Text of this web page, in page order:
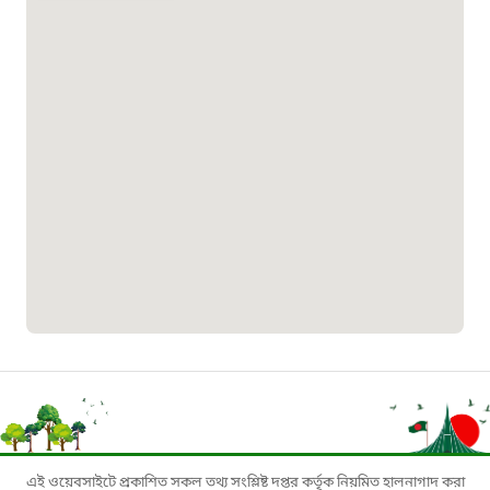
১৬৪৪৫
১৬৫৭৫
ই-জিপি ইমার্জেন্সি হটলাইন
এই ওয়েবসাইটে প্রকাশিত সকল তথ্য সংশ্লিষ্ট দপ্তর কর্তৃক নিয়মিত হালনাগাদ করা